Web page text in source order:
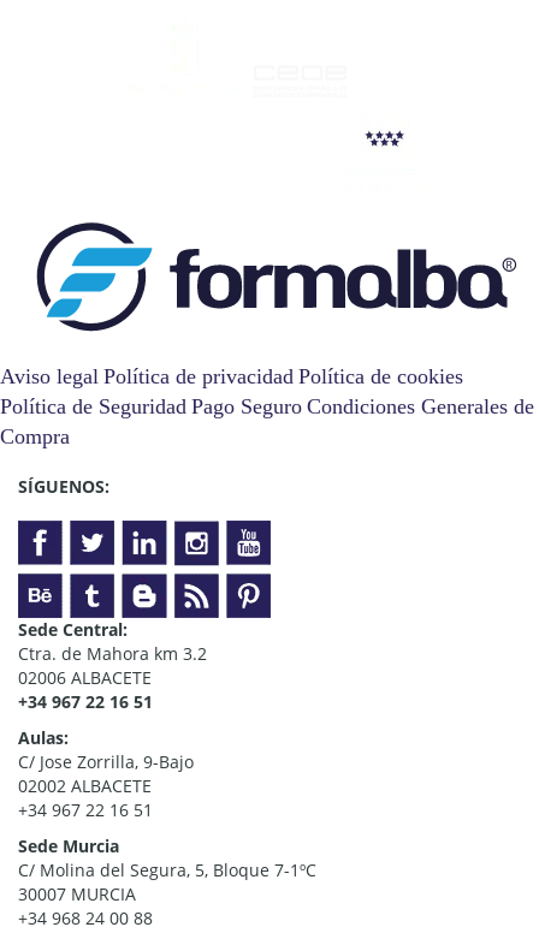
Aviso legal Política de privacidad Política de cookies
Política de Seguridad Pago Seguro Condiciones Generales de
Compra
SÍGUENOS:
Sede Central:
Ctra. de Mahora km 3.2
02006 ALBACETE
+34 967 22 16 51
Aulas:
C/ Jose Zorrilla, 9-Bajo
02002 ALBACETE
+34 967 22 16 51
Sede Murcia
C/ Molina del Segura, 5, Bloque 7-1ºC
30007 MURCIA
+34 968 24 00 88